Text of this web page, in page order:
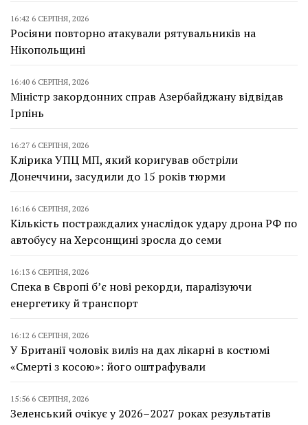
16:42 6 СЕРПНЯ, 2026
Росіяни повторно атакували рятувальників на
Нікопольщині
16:40 6 СЕРПНЯ, 2026
Міністр закордонних справ Азербайджану відвідав
Ірпінь
16:27 6 СЕРПНЯ, 2026
Клірика УПЦ МП, який коригував обстріли
Донеччини, засудили до 15 років тюрми
16:16 6 СЕРПНЯ, 2026
Кількість постраждалих унаслідок удару дрона РФ по
автобусу на Херсонщині зросла до семи
16:13 6 СЕРПНЯ, 2026
Спека в Європі б’є нові рекорди, паралізуючи
енергетику й транспорт
16:12 6 СЕРПНЯ, 2026
У Британії чоловік виліз на дах лікарні в костюмі
«Смерті з косою»: його оштрафували
15:56 6 СЕРПНЯ, 2026
Зеленський очікує у 2026–2027 роках результатів